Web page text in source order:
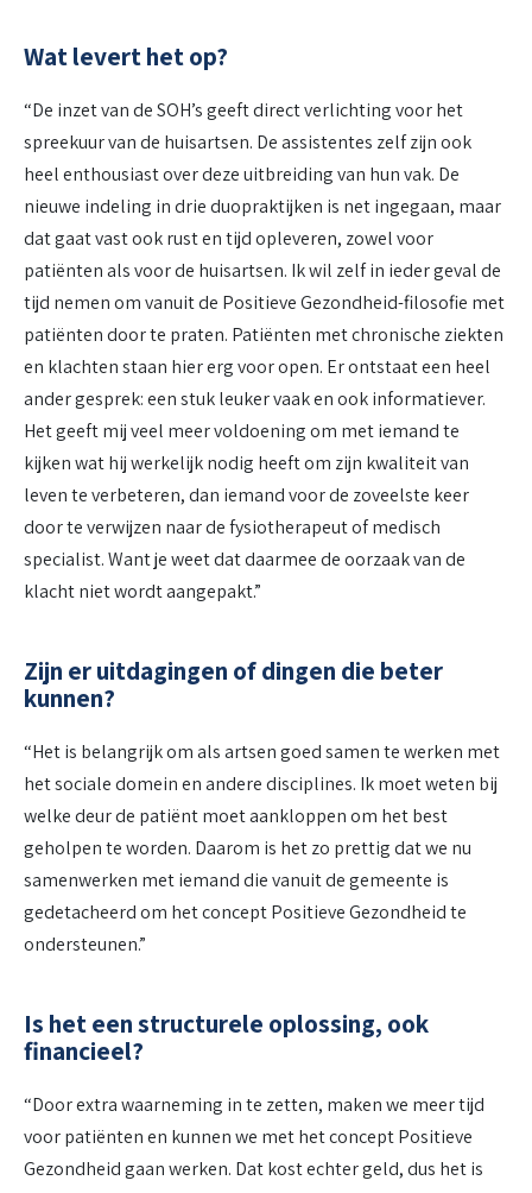
Wat levert het op?
“De inzet van de SOH’s geeft direct verlichting voor het
spreekuur van de huisartsen. De assistentes zelf zijn ook
heel enthousiast over deze uitbreiding van hun vak. De
nieuwe indeling in drie duopraktijken is net ingegaan, maar
dat gaat vast ook rust en tijd opleveren, zowel voor
patiënten als voor de huisartsen. Ik wil zelf in ieder geval de
tijd nemen om vanuit de Positieve Gezondheid-filosofie met
patiënten door te praten. Patiënten met chronische ziekten
en klachten staan hier erg voor open. Er ontstaat een heel
ander gesprek: een stuk leuker vaak en ook informatiever.
Het geeft mij veel meer voldoening om met iemand te
kijken wat hij werkelijk nodig heeft om zijn kwaliteit van
leven te verbeteren, dan iemand voor de zoveelste keer
door te verwijzen naar de fysiotherapeut of medisch
specialist. Want je weet dat daarmee de oorzaak van de
klacht niet wordt aangepakt.”
Zijn er uitdagingen of dingen die beter
kunnen?
“Het is belangrijk om als artsen goed samen te werken met
het sociale domein en andere disciplines. Ik moet weten bij
welke deur de patiënt moet aankloppen om het best
geholpen te worden. Daarom is het zo prettig dat we nu
samenwerken met iemand die vanuit de gemeente is
gedetacheerd om het concept Positieve Gezondheid te
ondersteunen.”
Is het een structurele oplossing, ook
financieel?
“Door extra waarneming in te zetten, maken we meer tijd
voor patiënten en kunnen we met het concept Positieve
Gezondheid gaan werken. Dat kost echter geld, dus het is